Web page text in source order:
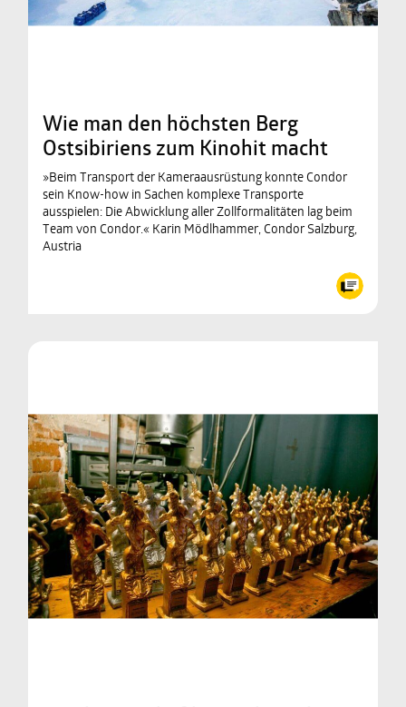
Wie man den höchsten Berg
Ostsibiriens zum Kinohit macht
»Beim Transport der Kameraausrüstung konnte Condor
sein Know-how in Sachen komplexe Transporte
ausspielen: Die Abwicklung aller Zollformalitäten lag beim
Team von Condor.« Karin Mödlhammer, Condor Salzburg,
Austria